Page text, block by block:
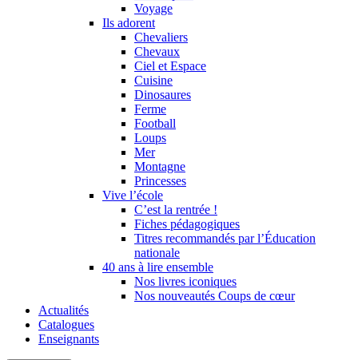
Voyage
Ils adorent
Chevaliers
Chevaux
Ciel et Espace
Cuisine
Dinosaures
Ferme
Football
Loups
Mer
Montagne
Princesses
Vive l’école
C’est la rentrée !
Fiches pédagogiques
Titres recommandés par l’Éducation
nationale
40 ans à lire ensemble
Nos livres iconiques
Nos nouveautés Coups de cœur
Actualités
Catalogues
Enseignants